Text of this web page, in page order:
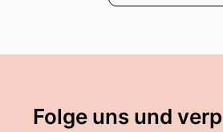
Folge uns und